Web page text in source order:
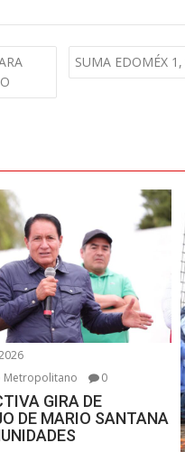
SUMA EDOMÉX
Metropolitano
0
GIRA DE
DE MARIO SANTANA